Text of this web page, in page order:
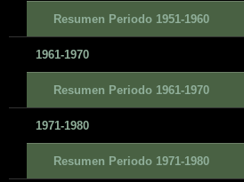
Resumen Periodo 1951-1960
1961-1970
Resumen Periodo 1961-1970
1971-1980
Resumen Periodo 1971-1980